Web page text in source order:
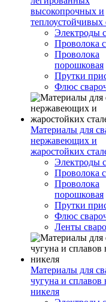
высокопрочных и
теплоустойчивых
Электроды
Проволока
Проволока
порошковая
Прутки
Флюс
Материалы для
нержавеющих и
жаростойких
Электроды
Проволока
Проволока
порошковая
Прутки
Флюс
Ленты
Материалы для
чугуна и сплавов
никеля